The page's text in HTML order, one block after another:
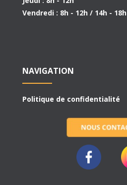
Vendredi : 8h - 12h / 14h - 18h
NAVIGATION
Politique de confidentialité